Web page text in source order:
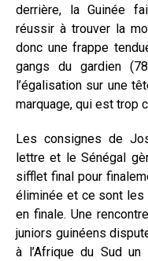
derrière, la Guinée
réussir à trouver la
donc une frappe
gangs du gardien
l’égalisation sur une
marquage, qui est trop
Les consignes de
lettre et le Sénégal
sifflet final pour
éliminée et ce sont les
en finale. Une
juniors guinéens
à l’Afrique du Sud